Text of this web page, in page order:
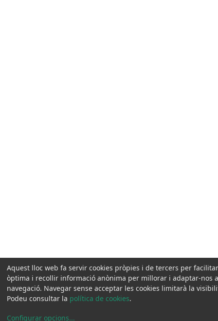
Aquest lloc web fa servir cookies pròpies i de tercers per
òptima i recollir informació anònima per millorar i adaptar-nos
navegació. Navegar sense acceptar les cookies limitarà la
Podeu consultar la política de cookies.
Configurar opcions...